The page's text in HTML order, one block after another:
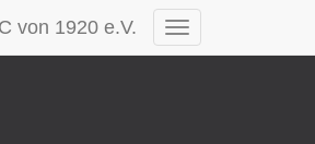
Navigation